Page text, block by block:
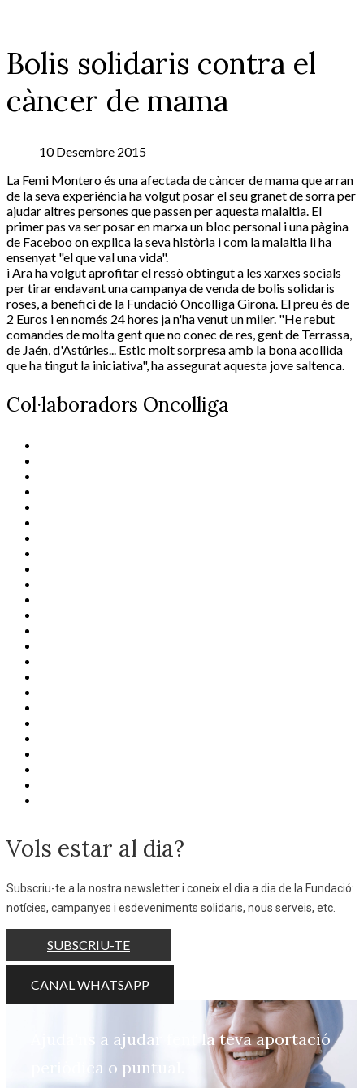
Bolis solidaris contra el
càncer de mama
10 Desembre 2015
La Femi Montero és una afectada de càncer de mama que arran
de la seva experiència ha volgut posar el seu granet de sorra per
ajudar altres persones que passen per aquesta malaltia. El
primer pas va ser posar en marxa un bloc personal i una pàgina
de Faceboo on explica la seva història i com la malaltia li ha
ensenyat "el que val una vida".
i Ara ha volgut aprofitar el ressò obtingut a les xarxes socials
per tirar endavant una campanya de venda de bolis solidaris
roses, a benefici de la Fundació Oncolliga Girona. El preu és de
2 Euros i en només 24 hores ja n'ha venut un miler. "He rebut
comandes de molta gent que no conec de res, gent de Terrassa,
de Jaén, d'Astúries... Estic molt sorpresa amb la bona acollida
que ha tingut la iniciativa", ha assegurat aquesta jove saltenca.
Col·laboradors Oncolliga
Vols estar al dia?
Subscriu-te a la nostra newsletter i coneix el dia a dia de la Fundació:
notícies, campanyes i esdeveniments solidaris, nous serveis, etc.
SUBSCRIU-TE
CANAL WHATSAPP
Ajuda'ns a ajudar fent la teva aportació
periòdica o puntual.